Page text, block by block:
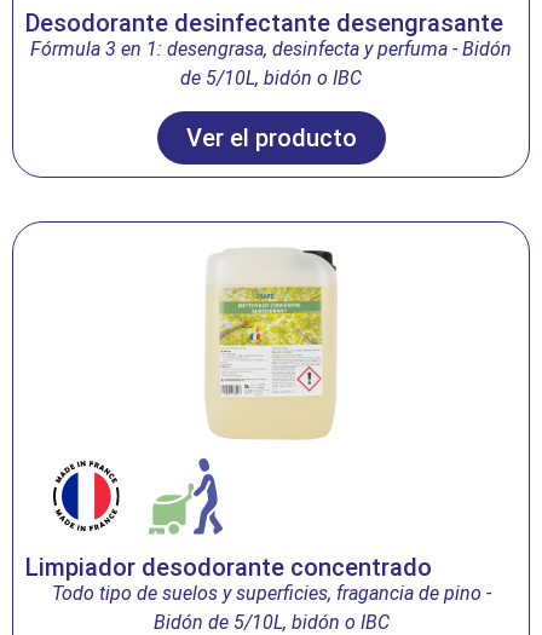
Desodorante desinfectante desengrasante
Fórmula 3 en 1: desengrasa, desinfecta y perfuma - Bidón
de 5/10L, bidón o IBC
Ver el producto
Limpiador desodorante concentrado
Todo tipo de suelos y superficies, fragancia de pino -
Bidón de 5/10L, bidón o IBC